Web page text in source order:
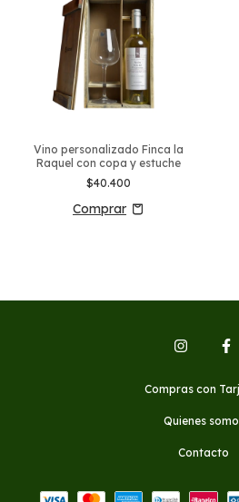
Vino personalizado Finca la
Raquel con copa y estuche
$40.400
Compras con
Quienes
Contacto